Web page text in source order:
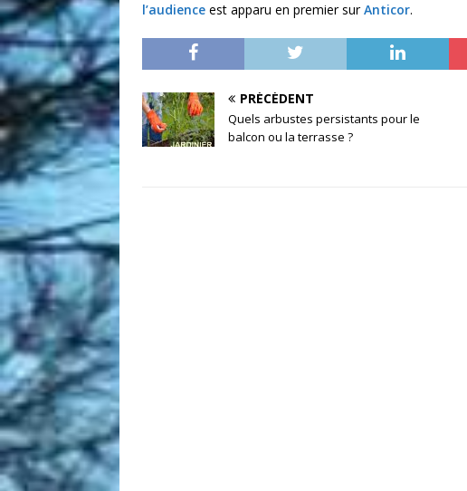
l’audience est apparu en premier surAnticor.
PRÉCÉDENT
Quels arbustes persistants pour le
balcon ou la terrasse ?